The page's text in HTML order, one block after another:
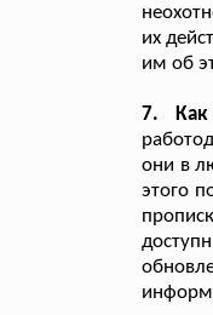
их
им об
7. Как
они в
этого